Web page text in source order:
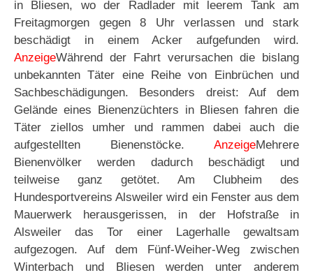
in Bliesen, wo der Radlader mit leerem Tank am
Freitagmorgen gegen 8 Uhr verlassen und stark
beschädigt in einem Acker aufgefunden wird.
AnzeigeWährend der Fahrt verursachen die bislang
unbekannten Täter eine Reihe von Einbrüchen und
Sachbeschädigungen. Besonders dreist: Auf dem
Gelände eines Bienenzüchters in Bliesen fahren die
Täter ziellos umher und rammen dabei auch die
aufgestellten Bienenstöcke. AnzeigeMehrere
Bienenvölker werden dadurch beschädigt und
teilweise ganz getötet. Am Clubheim des
Hundesportvereins Alsweiler wird ein Fenster aus dem
Mauerwerk herausgerissen, in der Hofstraße in
Alsweiler das Tor einer Lagerhalle gewaltsam
aufgezogen. Auf dem Fünf-Weiher-Weg zwischen
Winterbach und Bliesen werden unter anderem